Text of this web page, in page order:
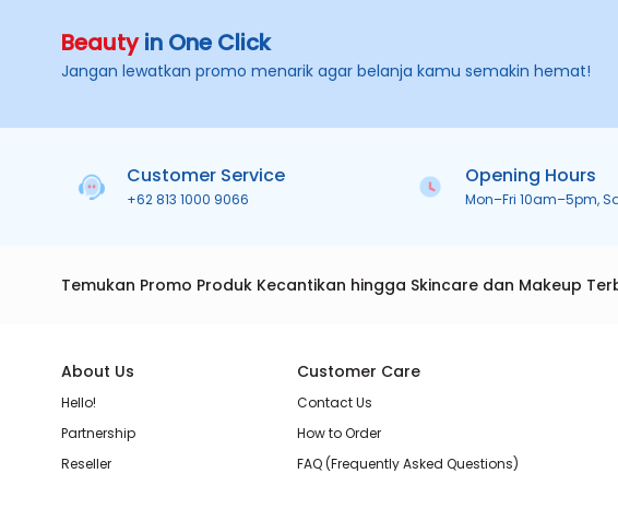
Beautyin One Click
Jangan lewatkan promo menarik agar belanja kamu semakin hemat!
Customer Service
+62 813 1000 9066
Opening Hours
Mon–Fri 10am–5pm,
Temukan Promo Produk Kecantikan hingga Skincare dan Makeup
About Us
Hello!
Partnership
Reseller
Customer Care
Contact Us
How to Order
FAQ (Frequently Asked Questions)